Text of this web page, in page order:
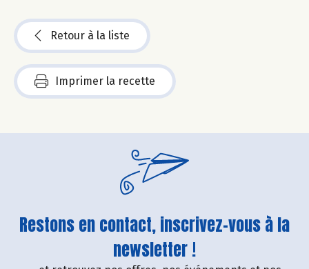
Retour à la liste
Imprimer la recette
Restons en contact, inscrivez-vous à la
newsletter !